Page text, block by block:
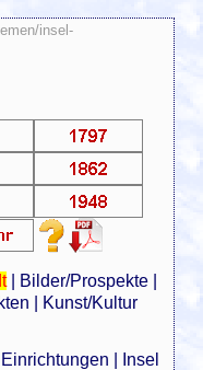
insel-
| Bilder/Prospekte|
Kunst/Kultur
Insel